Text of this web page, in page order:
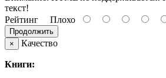
текст!
Рейтинг Плохо
Продолжить
×
Качество
Книги: